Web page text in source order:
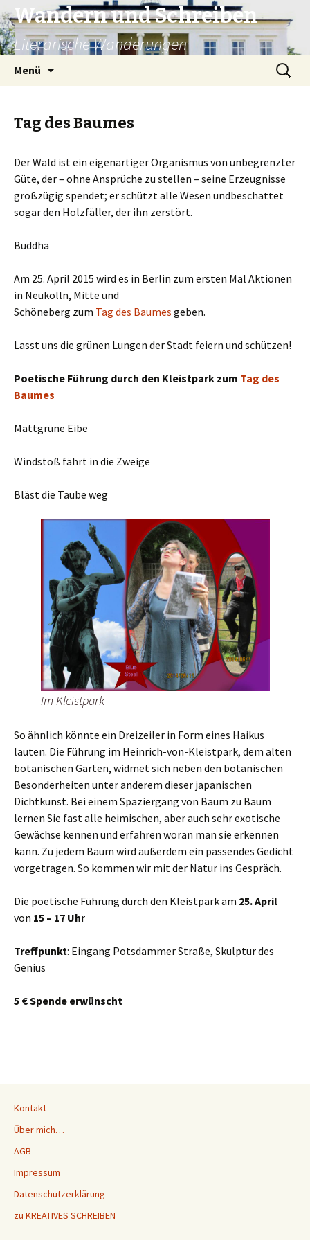
Wandern und Schreiben
Literarische Wanderungen
Menü
Suche
nach:
Tag des Baumes
Der Wald ist ein eigenartiger Organismus von unbegrenzter
Güte, der – ohne Ansprüche zu stellen – seine Erzeugnisse
großzügig spendet; er schützt alle Wesen undbeschattet
sogar den Holzfäller, der ihn zerstört.
Buddha
Am 25. April 2015 wird es in Berlin zum ersten Mal Aktionen
in Neukölln, Mitte und
Schöneberg zum Tag des Baumes geben.
Lasst uns die grünen Lungen der Stadt feiern und schützen!
Poetische Führung durch den Kleistpark zum Tag des
Baumes
Mattgrüne Eibe
Windstoß fährt in die Zweige
Bläst die Taube weg
Im Kleistpark
So ähnlich könnte ein Dreizeiler in Form eines Haikus
lauten. Die Führung im Heinrich-von-Kleistpark, dem alten
botanischen Garten, widmet sich neben den botanischen
Besonderheiten unter anderem dieser japanischen
Dichtkunst. Bei einem Spaziergang von Baum zu Baum
lernen Sie fast alle heimischen, aber auch sehr exotische
Gewächse kennen und erfahren woran man sie erkennen
kann. Zu jedem Baum wird außerdem ein passendes Gedicht
vorgetragen. So kommen wir mit der Natur ins Gespräch.
Die poetische Führung durch den Kleistpark am 25. April
von 15 – 17 Uhr
Treffpunkt: Eingang Potsdammer Straße, Skulptur des
Genius
5 € Spende erwünscht
Kontakt
Über mich…
AGB
Impressum
Datenschutzerklärung
zu KREATIVES SCHREIBEN